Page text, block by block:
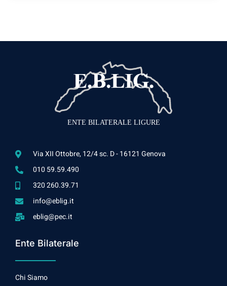
ENTE BILATERALE LIGURE
Via XII Ottobre, 12/4 sc. D - 16121 Genova
010 59.59.490
320 260.39.71
info@eblig.it
eblig@pec.it
Ente Bilaterale
Chi Siamo